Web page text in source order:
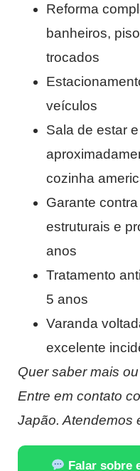
Reforma
banheiros,
trocados
veículos
Sala de estar
cozinha
Garante
estruturais e
anos
Tratamento
5 anos
Varanda
excelente
Quer saber mais
Entre em contato
Japão. Atendemos
Falar sobre